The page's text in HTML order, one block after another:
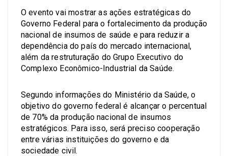
O evento vai mostrar as ações estratégicas do
Governo Federal para o fortalecimento da produção
nacional de insumos de saúde e para reduzir a
dependência do país do mercado internacional,
além da restruturação do Grupo Executivo do
Complexo Econômico-Industrial da Saúde.
Segundo informações do Ministério da Saúde, o
objetivo do governo federal é alcançar o percentual
de 70% da produção nacional de insumos
estratégicos. Para isso, será preciso cooperação
entre várias instituições do governo e da
sociedade civil.